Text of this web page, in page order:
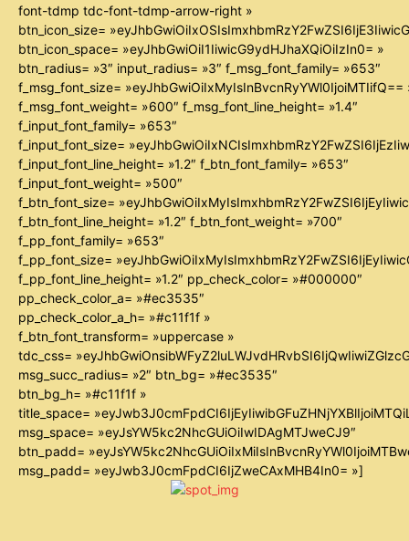
font-tdmp tdc-font-tdmp-arrow-right »
btn_icon_size=
btn_icon_space= »eyJhbGwiOiI1IiwicG9ydHJhaXQiOiIzIn0= »
btn_radius= »3″ input_radius= »3″ f_msg_font_family= »653″
f_msg_font_size= »eyJhbGwiOiIxMyIsInBvcnRyYWl0IjoiMTIifQ==
f_msg_font_weight= »600″ f_msg_font_line_height= »1.4″
f_input_font_family= »653″
f_input_font_size=
f_input_font_line_height= »1.2″ f_btn_font_family= »653″
f_input_font_weight= »500″
f_btn_font_size=
f_btn_font_line_height= »1.2″ f_btn_font_weight= »700″
f_pp_font_family= »653″
f_pp_font_size=
f_pp_font_line_height= »1.2″ pp_check_color= »#000000″
pp_check_color_a= »#ec3535″
pp_check_color_a_h= »#c11f1f »
f_btn_font_transform= »uppercase »
tdc_css=
msg_succ_radius= »2″ btn_bg= »#ec3535″
btn_bg_h= »#c11f1f »
title_space=
msg_space= »eyJsYW5kc2NhcGUiOiIwIDAgMTJweCJ9″
btn_padd=
msg_padd= »eyJwb3J0cmFpdCI6IjZweCAxMHB4In0= »]